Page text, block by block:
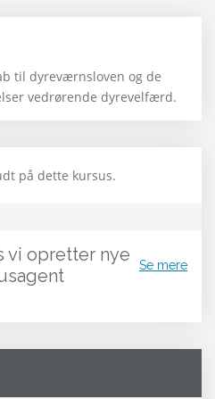
til dyreværnsloven og de
vedrørende dyrevelfærd.
på dette kursus.
vi opretter nye
Se mere